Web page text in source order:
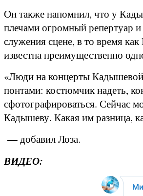
Он также напомнил, что у
плечами огромный репертуар и
служения сцене, в то время как
известна преимущественно
«Люди на концерты
понтами: костюмчик надеть,
сфотографироваться. Сейчас
Кадышеву. Какая им разница,
— добавил Лоза.
ВИДЕО: